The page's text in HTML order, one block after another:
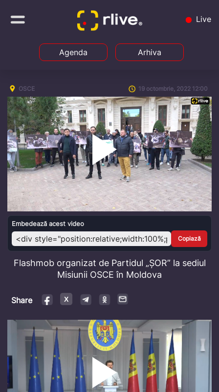
Live
Agenda Arhiva
OSCE 19 octombrie, 2022 12:00
Play
Video
Embedează acest video
Copiază
Flashmob organizat de Partidul „ȘOR” la sediul
Misiunii OSCE în Moldova
Share